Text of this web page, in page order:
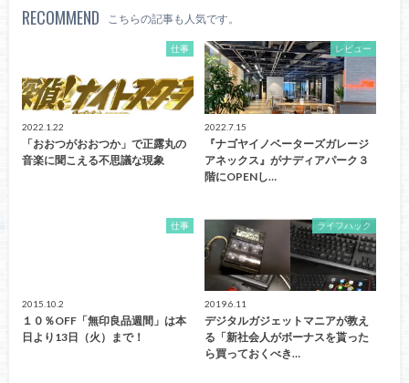
RECOMMEND こちらの記事も人気です。
仕事
2022.1.22
「おおつがおおつか」で正露丸の
音楽に聞こえる不思議な現象
レビュー
2022.7.15
『ナゴヤイノベーターズガレージ
アネックス』がナディアパーク３
階にOPENし…
仕事
2015.10.2
１０％OFF「無印良品週間」は本
日より13日（火）まで！
ライフハック
2019.6.11
デジタルガジェットマニアが教え
る「新社会人がボーナスを貰った
ら買っておくべき…